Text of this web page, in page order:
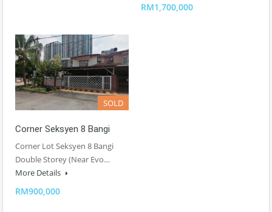
RM1,700,000
SOLD
Corner Seksyen 8 Bangi
Corner Lot Seksyen 8 Bangi
Double Storey (Near Evo…
More Details
RM900,000